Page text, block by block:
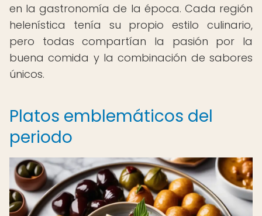
en la gastronomía de la época. Cada región
helenística tenía su propio estilo culinario,
pero todas compartían la pasión por la
buena comida y la combinación de sabores
únicos.
Platos emblemáticos del
periodo